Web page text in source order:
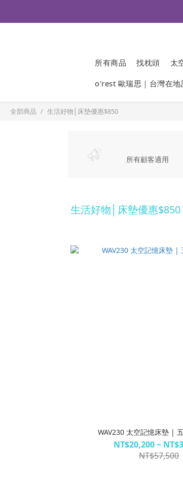
所有商品 找枕頭 太
o'rest 歐瑞思｜台灣在地
全部商品 生活好物│床墊優惠$850
所有顧客適用
生活好物│床墊優惠$850
WAV230 太空記憶床墊 |
NT$20,200 ~
NT$57,500